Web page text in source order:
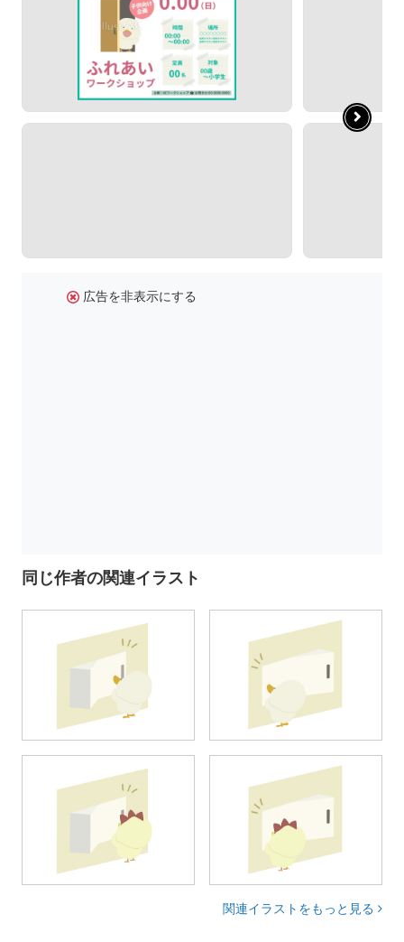
広告を非表示にする
同じ作者の関連イラスト
関連イラストをもっと見る